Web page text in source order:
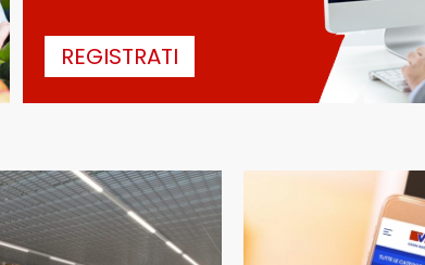
REGISTRATI